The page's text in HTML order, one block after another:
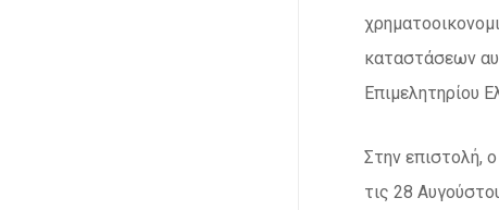
καταστάσεων
Επιμελητηρίου
Στην επιστολή,
τις 28